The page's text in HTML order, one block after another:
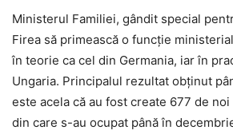
Ministerul Familiei, gândit special
Firea să primească o funcție
în teorie ca cel din Germania, iar în
Ungaria. Principalul rezultat obținut
este acela că au fost create 677 de
din care s-au ocupat până în